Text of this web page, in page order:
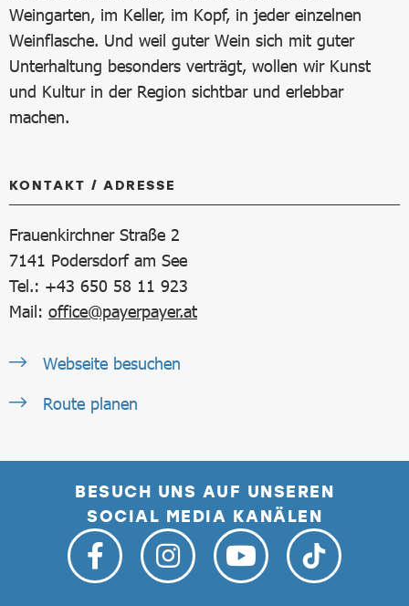
Weingarten, im Keller, im Kopf, in jeder einzelnen
Weinflasche. Und weil guter Wein sich mit guter
Unterhaltung besonders verträgt, wollen wir Kunst
und Kultur in der Region sichtbar und erlebbar
machen.
KONTAKT / ADRESSE
Frauenkirchner Straße 2
7141 Podersdorf am See
Tel.: +43 650 58 11 923
Mail: office@payerpayer.at
Webseite besuchen
Route planen
BESUCH UNS AUF UNSEREN
SOCIAL MEDIA KANÄLEN